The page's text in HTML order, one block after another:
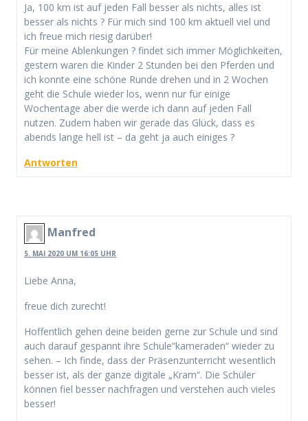
Ja, 100 km ist auf jeden Fall besser als nichts, alles ist
besser als nichts ? Für mich sind 100 km aktuell viel und
ich freue mich riesig darüber!
Für meine Ablenkungen ? findet sich immer Möglichkeiten,
gestern waren die Kinder 2 Stunden bei den Pferden und
ich konnte eine schöne Runde drehen und in 2 Wochen
geht die Schule wieder los, wenn nur für einige
Wochentage aber die werde ich dann auf jeden Fall
nutzen. Zudem haben wir gerade das Glück, dass es
abends lange hell ist – da geht ja auch einiges ?
Antworten
Manfred
5. MAI 2020 UM 16:05 UHR
Liebe Anna,
freue dich zurecht!
Hoffentlich gehen deine beiden gerne zur Schule und sind
auch darauf gespannt ihre Schule“kameraden“ wieder zu
sehen. – Ich finde, dass der Präsenzunterricht wesentlich
besser ist, als der ganze digitale „Kram“. Die Schüler
können fiel besser nachfragen und verstehen auch vieles
besser!